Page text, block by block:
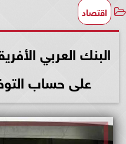
اقتصاد
البنك العربي
على حساب